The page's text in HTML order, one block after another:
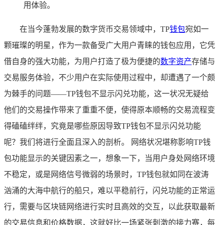
用体验。
在当今蓬勃发展的数字货币交易领域中，TP钱包宛如一
颗璀璨的明星，作为一款备受广大用户青睐的钱包应用，它凭
借自身的强大功能，为用户打造了极为便捷的数字资产存储与
交易服务体验，不少用户在实际使用过程中，却遭遇了一个颇
为棘手的问题——TP钱包不显示闪兑功能，这一状况无疑给
他们的交易操作带来了重重不便，使得原本顺畅的交易流程变
得磕磕绊绊，究竟是哪些原因导致TP钱包不显示闪兑功能
呢？我们将进行全面且深入的剖析。 网络状况堪称影响TP钱
包功能显示的关键因素之一，想象一下，当用户身处网络环境
不稳定，或是网络信号微弱的场景时，TP钱包就如同在波涛
汹涌的大海中航行的船只，难以平稳前行，闪兑功能的正常运
行，需要与区块链网络进行实时且高效的交互，以此获取最新
的交易信息和价格数据，这就好比一场紧张刺激的接力赛，每